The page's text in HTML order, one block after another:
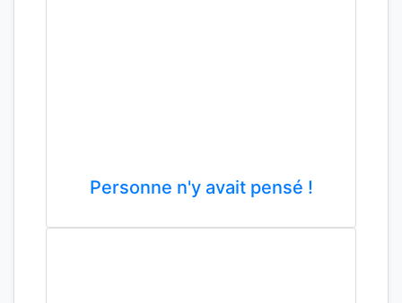
Personne n'y avait pensé !